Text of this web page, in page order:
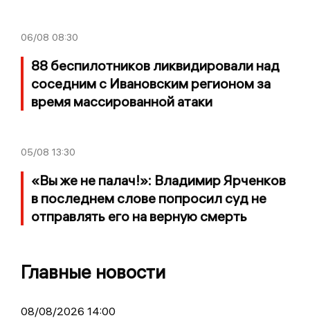
06/08 08:30
88 беспилотников ликвидировали над
соседним с Ивановским регионом за
время массированной атаки
05/08 13:30
«Вы же не палач!»: Владимир Ярченков
в последнем слове попросил суд не
отправлять его на верную смерть
Главные новости
08/08/2026 14:00